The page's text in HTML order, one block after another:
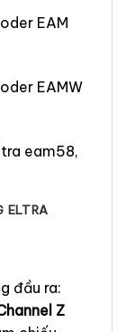
EAM
EAMW
eam58,
ELTRA
đầu ra:
Z